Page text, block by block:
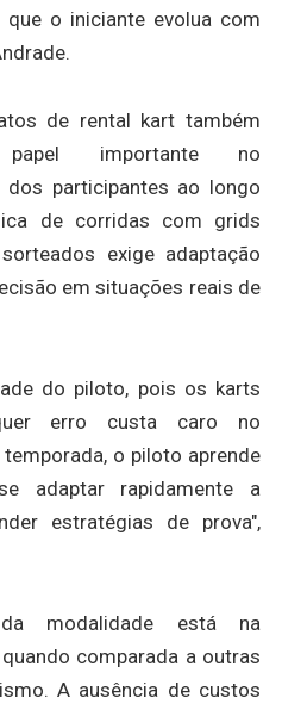
que o iniciante evolua com
de rental kart também
papel importante no
dos participantes ao longo
de corridas com grids
exige adaptação
em situações reais de
do piloto, pois os karts
erro custa caro no
o piloto aprende
adaptar rapidamente a
estratégias de prova",
modalidade está na
comparada a outras
A ausência de custos